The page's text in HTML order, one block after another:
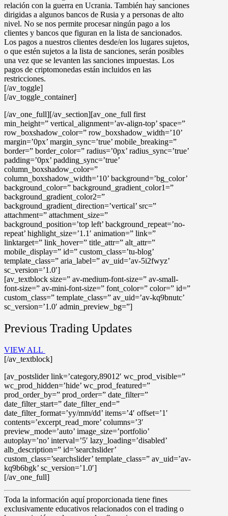
relación con la guerra en Ucrania. También hay sanciones
dirigidas a algunos bancos de Rusia y a personas de alto
nivel. No se nos permite procesar ningún pago a los
clientes y bancos que figuran en la lista de sancionados.
Los pagos a nuestros clientes desde/en los lugares sujetos,
o que estén sujetos a la lista de sanciones, serán posibles
una vez que se levanten las sanciones impuestas. Los
pagos de criptomonedas están incluidos en las
restricciones.
[/av_toggle]
[/av_toggle_container]
[/av_one_full][/av_section][av_one_full first
min_height=” vertical_alignment=’av-align-top’ space=”
row_boxshadow_color=” row_boxshadow_width=’10’
margin=’0px’ margin_sync=’true’ mobile_breaking=”
border=” border_color=” radius=’0px’ radius_sync=’true’
padding=’0px’ padding_sync=’true’
column_boxshadow_color=”
column_boxshadow_width=’10’ background=’bg_color’
background_color=” background_gradient_color1=”
background_gradient_color2=”
background_gradient_direction=’vertical’ src=”
attachment=” attachment_size=”
background_position=’top left’ background_repeat=’no-
repeat’ highlight_size=’1.1′ animation=” link=”
linktarget=” link_hover=” title_attr=” alt_attr=”
mobile_display=” id=” custom_class=’tu-blog’
template_class=” aria_label=” av_uid=’av-5i2fwyz’
sc_version=’1.0′]
[av_textblock size=” av-medium-font-size=” av-small-
font-size=” av-mini-font-size=” font_color=” color=” id=”
custom_class=” template_class=” av_uid=’av-kq9bnutc’
sc_version=’1.0′ admin_preview_bg=”]
Previous Trading Updates
VIEW ALL
[/av_textblock]
[av_postslider link=’category,89012′ wc_prod_visible=”
wc_prod_hidden=’hide’ wc_prod_featured=”
prod_order_by=” prod_order=” date_filter=”
date_filter_start=” date_filter_end=”
date_filter_format=’yy/mm/dd’ items=’4′ offset=’1′
contents=’excerpt_read_more’ columns=’3′
preview_mode=’auto’ image_size=’portfolio’
autoplay=’no’ interval=’5′ lazy_loading=’disabled’
alb_description=” id=’searchslider’
custom_class=’searchslider’ template_class=” av_uid=’av-
kq9b6bgk’ sc_version=’1.0′]
[/av_one_full]
Toda la información aquí proporcionada tiene fines
exclusivamente educativos relacionados con el trading o